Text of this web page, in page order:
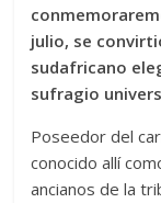
julio, se
sudafricano
sufragio
Poseedor del
conocido allí
ancianos de la